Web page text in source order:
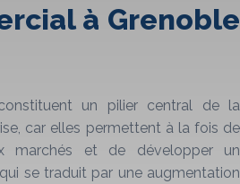
à Grenoble
un pilier central de la
car elles permettent à la fois de
marchés et de développer un
se traduit par une augmentation